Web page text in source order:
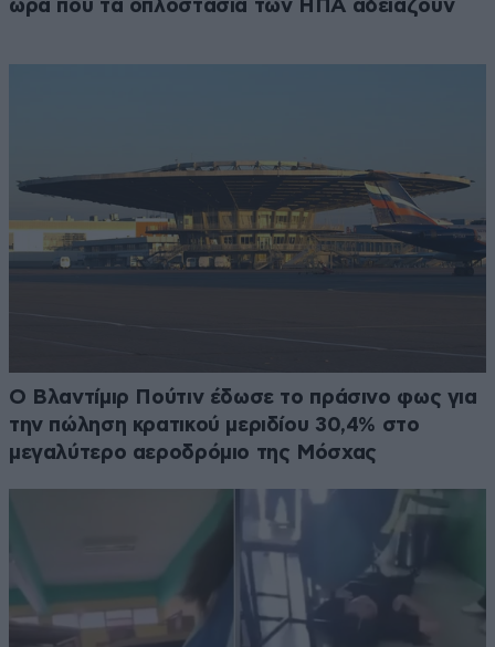
ώρα που τα οπλοστάσια των ΗΠΑ αδειάζουν
Ο Βλαντίμιρ Πούτιν έδωσε το πράσινο φως για
την πώληση κρατικού μεριδίου 30,4% στο
μεγαλύτερο αεροδρόμιο της Μόσχας